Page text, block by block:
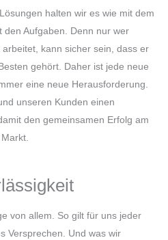
halten wir es wie mit dem
den Aufgaben. Denn nur wer
kann sicher sein, dass er
gehört. Daher ist jede neue
eine neue Herausforderung.
unseren Kunden einen
den gemeinsamen Erfolg am
Markt.
von allem. So gilt für uns jeder
Versprechen. Und was wir